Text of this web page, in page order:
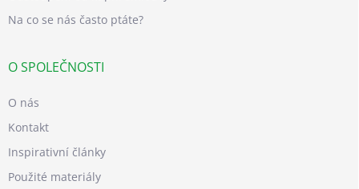
Na co se nás často ptáte?
O SPOLEČNOSTI
O nás
Kontakt
Inspirativní články
Použité materiály